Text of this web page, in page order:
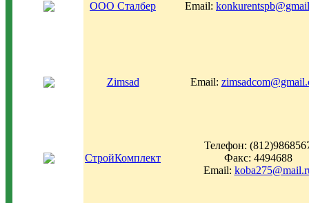
ООО Сталбер Email:
Zimsad Email:
СтройКомплект
Телефон:
Факс: 4494688
Email: